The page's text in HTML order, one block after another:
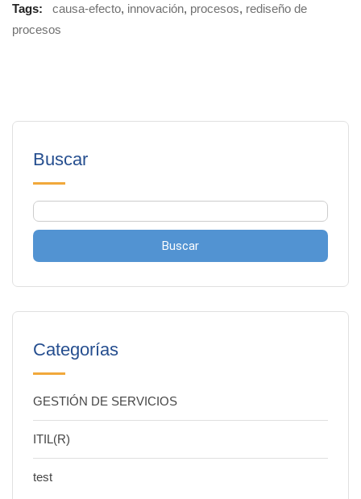
Tags: causa-efecto, innovación, procesos, rediseño de
procesos
Buscar
Buscar
Categorías
GESTIÓN DE SERVICIOS
ITIL(R)
test